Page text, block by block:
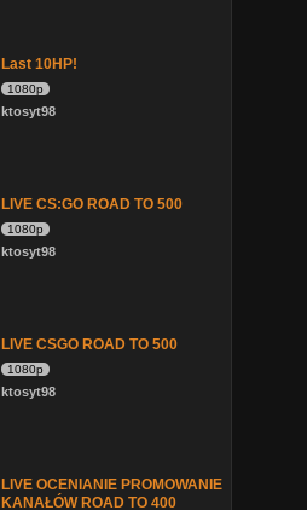
Last 10HP!
1080p
ktosyt98
LIVE CS:GO ROAD TO 500
1080p
ktosyt98
LIVE CSGO ROAD TO 500
1080p
ktosyt98
LIVE OCENIANIE PROMOWANIE
KANAŁÓW ROAD TO 400